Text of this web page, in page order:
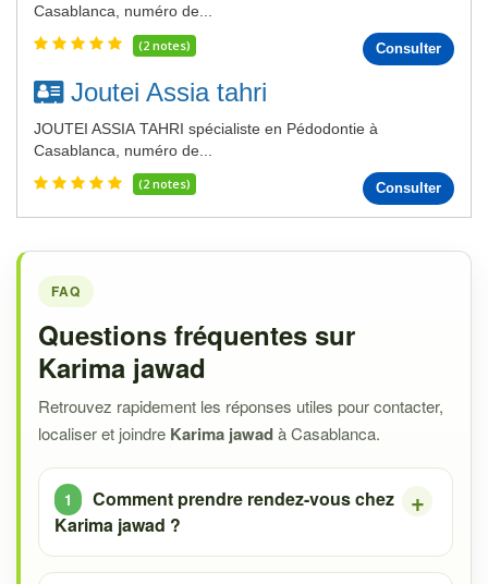
Casablanca, numéro de...
(2 notes) Consulter
Joutei Assia tahri
JOUTEI ASSIA TAHRI spécialiste en Pédodontie à
Casablanca, numéro de...
(2 notes) Consulter
FAQ
Questions fréquentes sur
Karima jawad
Retrouvez rapidement les réponses utiles pour contacter,
localiser et joindre Karima jawadà Casablanca.
Comment prendre rendez-vous chez
Karima jawad ?